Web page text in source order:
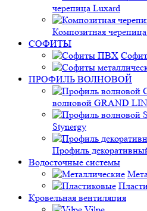
черепица Luxard
Композитная
СОФИТЫ
ПРОФИЛЬ ВОЛНОВОЙ
волновой GRAND
Stynergy
Профиль
Водосточные системы
Кровельная вентиляция